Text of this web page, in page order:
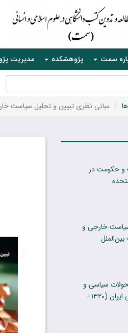
سمت پژوهشکده مدیریت
مبانی نظری تبیین و تحلیل سیاست
و حکومت در
خارجى و
سیاسی و
اجتماعی ایران (۱۳۲۰ -